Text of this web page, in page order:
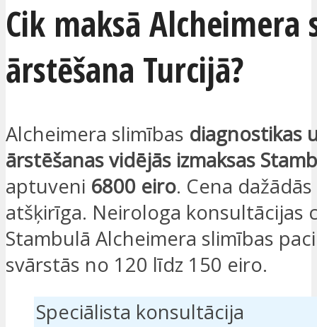
Cik maksā Alcheimera
ārstēšana Turcijā?
Alcheimera slimības diagnostikas
ārstēšanas vidējās izmaksas
aptuveni 6800 eiro. Cena
atšķirīga. Neirologa konsultācijas
Stambulā Alcheimera slimības
svārstās no 120 līdz 150 eiro.
Speciālista konsultācija